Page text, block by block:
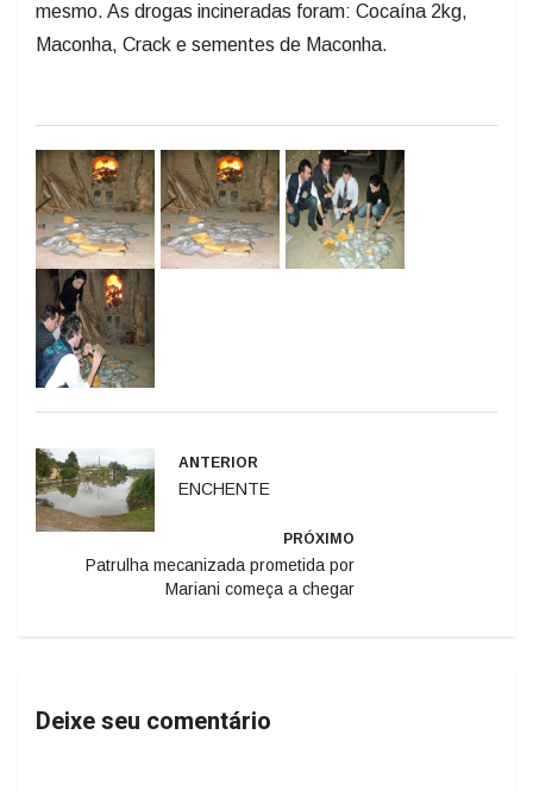
mesmo. As drogas incineradas foram: Cocaína 2kg,
Maconha, Crack e sementes de Maconha.
ANTERIOR
ENCHENTE
PRÓXIMO
Patrulha mecanizada prometida por
Mariani começa a chegar
Deixe seu comentário